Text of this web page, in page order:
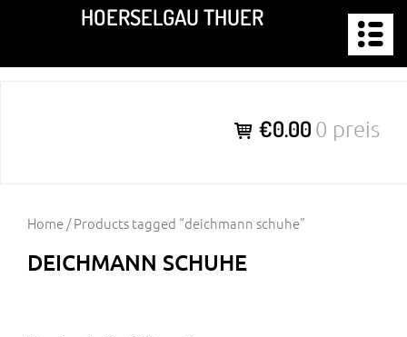
springen
HOERSELGAU THUER
€0.00 0 preis
Home/ Products tagged “deichmann schuhe”
DEICHMANN SCHUHE